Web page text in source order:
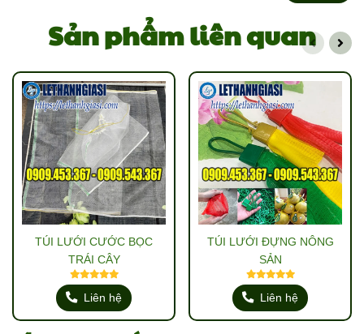
Sản phẩm liên quan
TÚI LƯỚI CƯỚC BỌC
TRÁI CÂY
Liên hệ
TÚI LƯỚI ĐỰNG NÔNG
SẢN
Liên hệ